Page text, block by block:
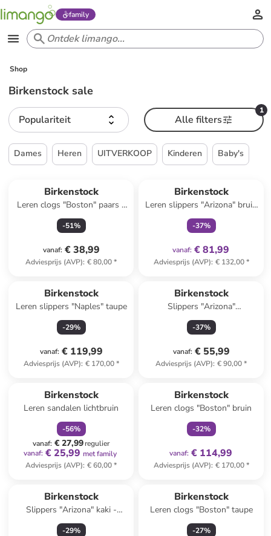
family
Shop
Birkenstock sale
Populariteit
1
Alle filters
Dames Heren UITVERKOOP Kinderen Baby's
Birkenstock
Leren clogs "Boston" paars -
wijdte S
-51%
vanaf: € 38,99
Adviesprijs (AVP): € 80,00*
Birkenstock
Leren slippers "Arizona" bruin
- wijdte S
-37%
vanaf: € 81,99
Adviesprijs (AVP): € 132,00*
Birkenstock
Leren slippers "Naples" taupe
-29%
vanaf: € 119,99
Adviesprijs (AVP): € 170,00*
Birkenstock
Slippers "Arizona"
donkerblauw - wijdte S
-37%
vanaf: € 55,99
Adviesprijs (AVP): € 90,00*
Birkenstock
Leren sandalen lichtbruin
-56%
vanaf: € 27,99regulier
vanaf: € 25,99 met family
Adviesprijs (AVP): € 60,00*
Birkenstock
Leren clogs "Boston" bruin
-32%
vanaf: € 114,99
Adviesprijs (AVP): € 170,00*
Birkenstock
Slippers "Arizona" kaki -
wijdte S
-29%
Birkenstock
Leren clogs "Boston" taupe
-27%